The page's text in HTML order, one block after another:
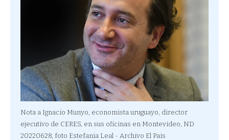
Nota a Ignacio Munyo, economista uruguayo, director
ejecutivo de CERES, en sus oficinas en Montevideo, ND
20220628, foto Estefania Leal - Archivo El Pais